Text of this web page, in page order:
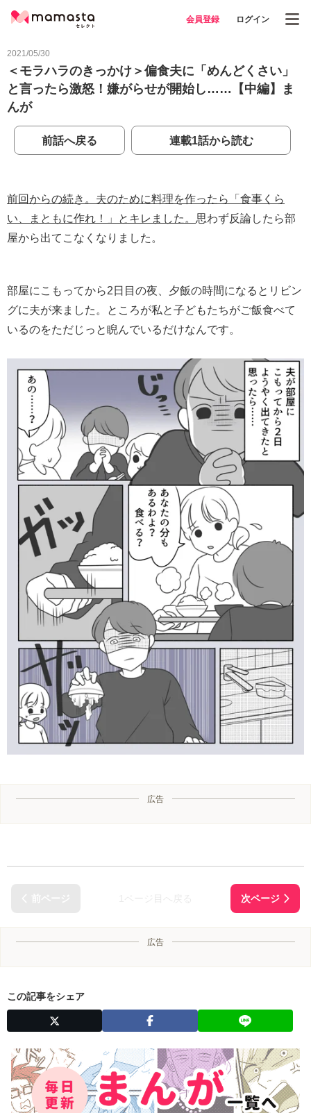
会員登録 ログイン
2021/05/30
＜モラハラのきっかけ＞偏食夫に「めんどくさい」
と言ったら激怒！嫌がらせが開始し……【中編】ま
んが
前話へ戻る 連載1話から読む
前回からの続き。夫のために料理を作ったら「食事くら
い、まともに作れ！」とキレました。 思わず反論したら部
屋から出てこなくなりました。
部屋にこもってから2日目の夜、夕飯の時間になるとリビン
グに夫が来ました。ところが私と子どもたちがご飯食べて
いるのをただじっと睨んでいるだけなんです。
広告
広告
この記事をシェア